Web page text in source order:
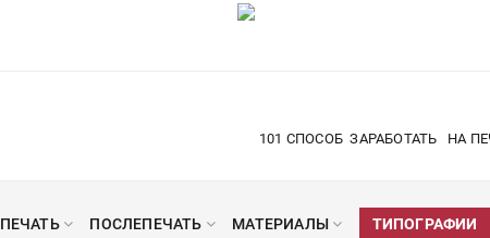
101 СПОСОБ ЗАРАБОТАТЬ НА
ПЕЧАТЬ ПОСЛЕПЕЧАТЬ МАТЕРИАЛЫ ТИПОГРАФИИ